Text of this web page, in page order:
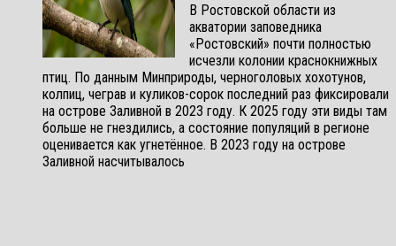
В Ростовской области из
акватории заповедника
«Ростовский» почти полностью
исчезли колонии краснокнижных
птиц. По данным Минприроды, черноголовых хохотунов,
колпиц, чеграв и куликов-сорок последний раз фиксировали
на острове Заливной в 2023 году. К 2025 году эти виды там
больше не гнездились, а состояние популяций в регионе
оценивается как угнетённое. В 2023 году на острове
Заливной насчитывалось